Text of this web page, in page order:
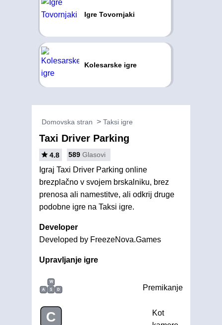
Igre Tovornjaki
Kolesarske igre
Domovska stran Taksi igre
Taxi Driver Parking
4.8 589 Glasovi
Igraj Taxi Driver Parking online
brezplačno v svojem brskalniku, brez
prenosa ali namestitve, ali odkrij druge
podobne igre na Taksi igre.
Developer
Developed by FreezeNova.Games
Upravljanje igre
W
A
S D Premikanje
C
Kot